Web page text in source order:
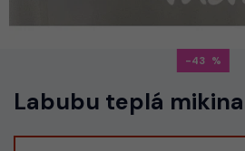
-43
Labubu teplá mikina